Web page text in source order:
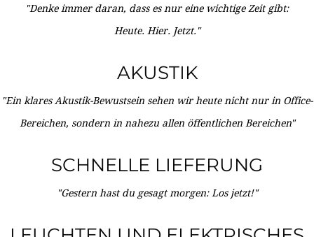
"Denke immer daran, dass es nur eine wichtige Zeit gibt:
Heute. Hier. Jetzt."
AKUSTIK
"Ein klares Akustik-Bewustsein sehen wir heute nicht nur in Office-
Bereichen, sondern in nahezu allen öffentlichen Bereichen"
SCHNELLE LIEFERUNG
"Gestern hast du gesagt morgen: Los jetzt!"